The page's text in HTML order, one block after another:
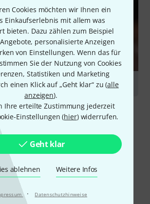
Cookies möchten wir Ihnen ein
Einkaufserlebnis mit allem was
bieten. Dazu zählen zum Beispiel
personalisierte Anzeigen
von Einstellungen. Wenn das für
Sie der Nutzung von Cookies
Statistiken und Marketing
einen Klick auf „Geht klar“ zu (alle
anzeigen).
Ihre erteilte Zustimmung jederzeit
Einstellungen (hier) widerrufen.
Geht klar
ablehnen Weitere Infos
· Datenschutzhinweise